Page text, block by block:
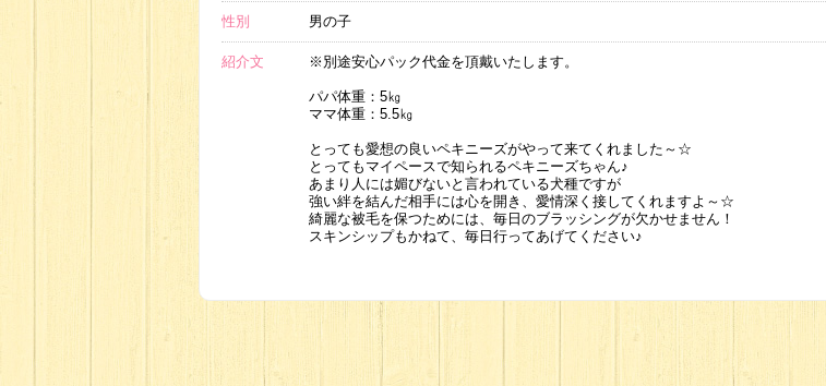
性別 男の子
紹介文 ※別途安心パック代金を頂戴いたします。
パパ体重：5㎏
ママ体重：5.5㎏
とっても愛想の良いペキニーズがやって来てくれました～☆
とってもマイペースで知られるペキニーズちゃん♪
あまり人には媚びないと言われている犬種ですが
強い絆を結んだ相手には心を開き、愛情深く接してくれますよ～☆
綺麗な被毛を保つためには、毎日のブラッシングが欠かせません！
スキンシップもかねて、毎日行ってあげてください♪